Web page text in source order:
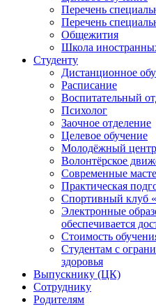
Перечень
Перечень
Общежития
Школа
Студенту
Дистанционное
Расписание
Воспитательный
Психолог
Заочное отделение
Целевое обучение
Молодёжный
Волонтёрское
Современные
Практическая
Спортивный клуб
Электронные
обеспечивается
Стоимость
Студентам с
здоровья
Выпускнику (ЦК)
Сотруднику
Родителям